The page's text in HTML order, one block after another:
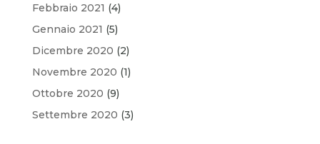
Febbraio 2021 (4)
Gennaio 2021 (5)
Dicembre 2020 (2)
Novembre 2020 (1)
Ottobre 2020 (9)
Settembre 2020 (3)